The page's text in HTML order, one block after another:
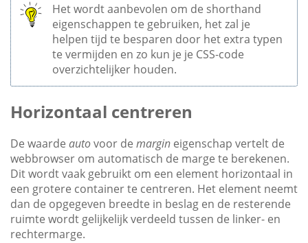
Het wordt aanbevolen om de shorthand
eigenschappen te gebruiken, het zal je
helpen tijd te besparen door het extra typen
te vermijden en zo kun je je CSS-code
overzichtelijker houden.
Horizontaal centreren
De waarde autovoor de margin eigenschap vertelt de
webbrowser om automatisch de marge te berekenen.
Dit wordt vaak gebruikt om een element horizontaal in
een grotere container te centreren. Het element neemt
dan de opgegeven breedte in beslag en de resterende
ruimte wordt gelijkelijk verdeeld tussen de linker- en
rechtermarge.